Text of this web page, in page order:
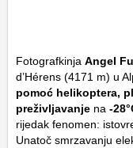
Fotografkinja Angel
d’Hérens (4171 m) u
pomoć helikoptera,
preživljavanje na -
rijedak fenomen:
Unatoč smrzavanju